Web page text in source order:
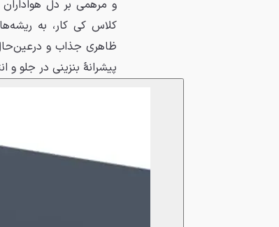
کلاس کی کار، به
ظاهری جذاب و
پیشرانهٔ بنزینی در جلو